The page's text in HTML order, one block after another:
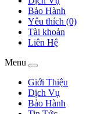
Bảo Hành
Yêu thích (0)
Tài khoản
Liên Hệ
Menu
Giới Thiệu
Dịch Vụ
Bảo Hành